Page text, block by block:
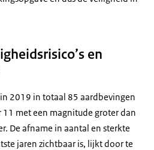
en
2019 in totaal 85 aardbevingen
11 met een magnitude groter dan
De afname in aantal en sterkte
jaren zichtbaar is, lijkt door te